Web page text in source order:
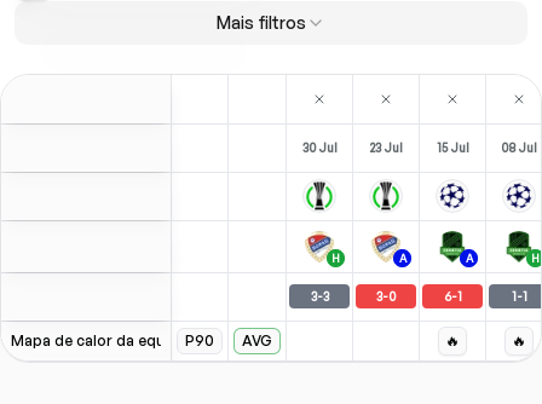
Mais filtros
30 Jul 23 Jul 15 Jul 08 Jul
H A A H
3-3 3-0 6-1 1-1
Mapa de calor da equipeP90 AVG 🔥 🔥